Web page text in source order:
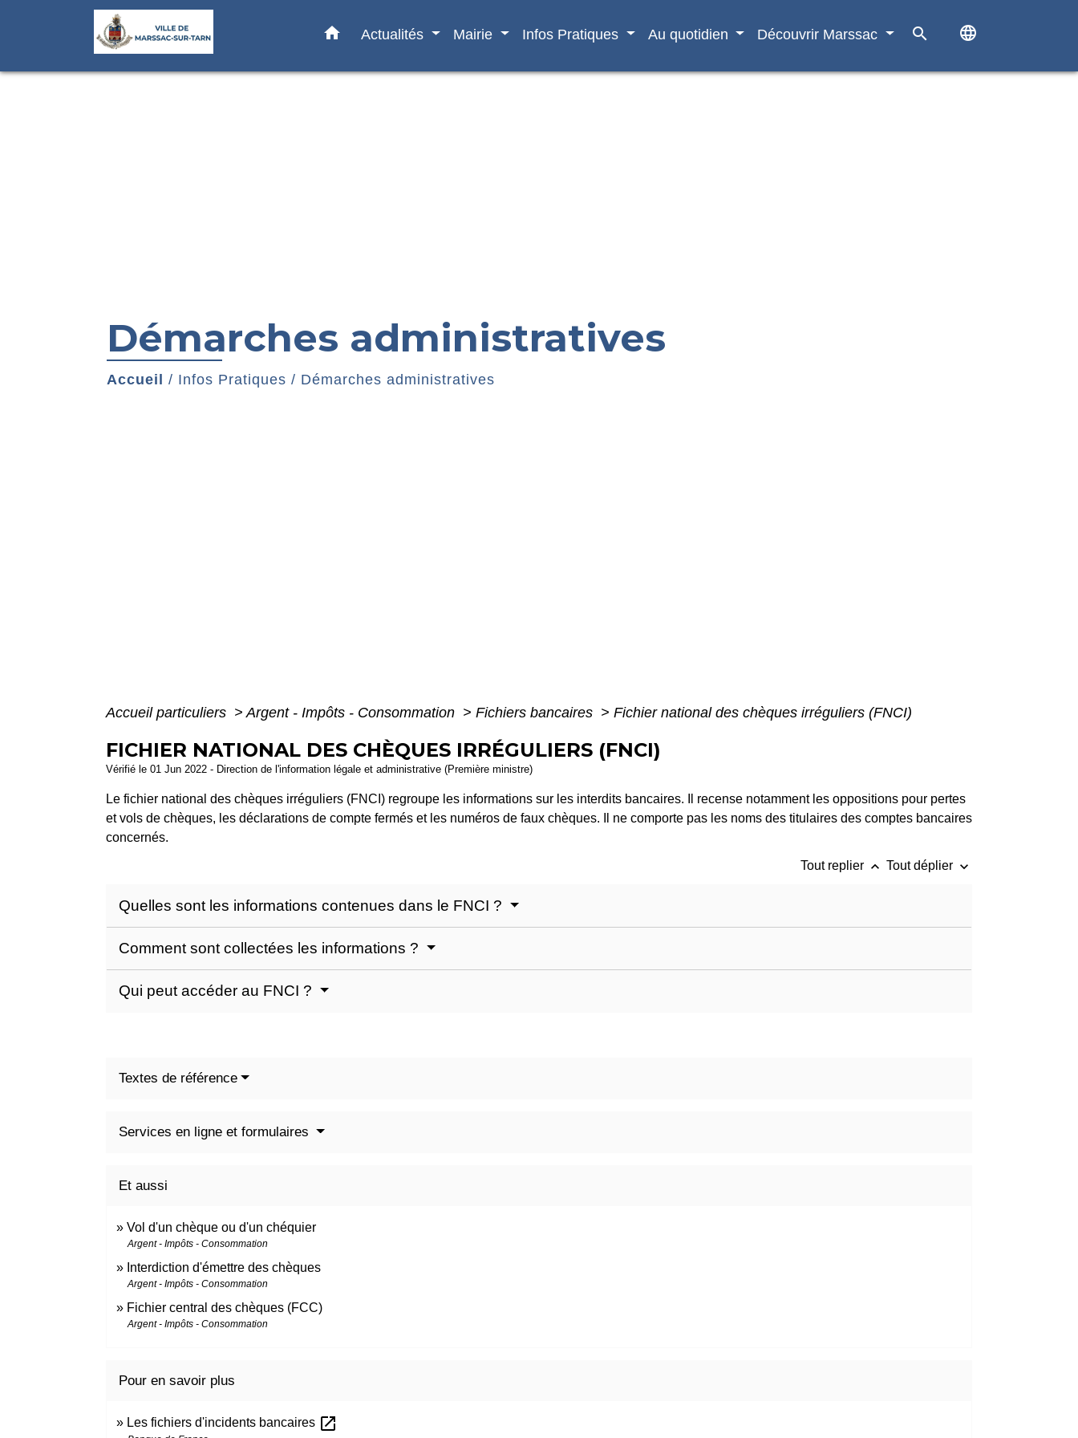
home Actualités Mairie Infos Pratiques Au quotidien Découvrir Marssac search language
Démarches administratives
Accueil / Infos Pratiques / Démarches administratives
Accueil particuliers > Argent - Impôts - Consommation > Fichiers bancaires > Fichier national des chèques irréguliers (FNCI)
FICHIER NATIONAL DES CHÈQUES IRRÉGULIERS (FNCI)
Vérifié le 01 Jun 2022 - Direction de l'information légale et administrative (Première ministre)
Le fichier national des chèques irréguliers (FNCI) regroupe les informations sur les interdits bancaires. Il recense notamment les oppositions pour pertes
et vols de chèques, les déclarations de compte fermés et les numéros de faux chèques. Il ne comporte pas les noms des titulaires des comptes bancaires
concernés.
Tout replier keyboard_arrow_up Tout déplier keyboard_arrow_down
Quelles sont les informations contenues dans le FNCI ?
Comment sont collectées les informations ?
Qui peut accéder au FNCI ?
Textes de référence
Services en ligne et formulaires
Et aussi
Vol d'un chèque ou d'un chéquier
Argent - Impôts - Consommation
Interdiction d'émettre des chèques
Argent - Impôts - Consommation
Fichier central des chèques (FCC)
Argent - Impôts - Consommation
Pour en savoir plus
Les fichiers d'incidents bancaires open_in_new